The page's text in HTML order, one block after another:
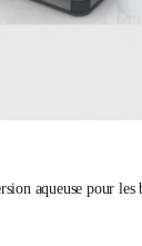
aqueuse pour les